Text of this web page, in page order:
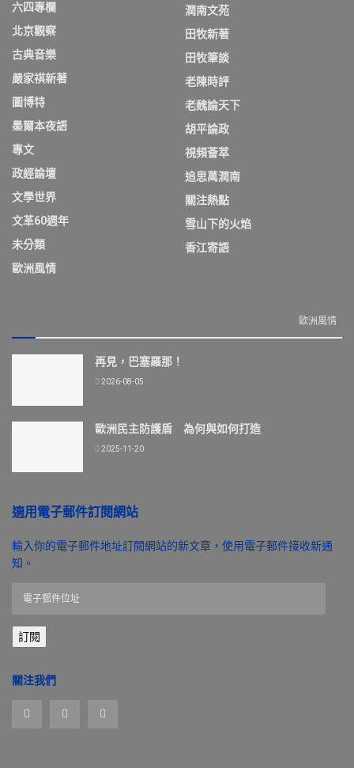
六四專欄
北京觀察
古典音樂
嚴家祺新著
圖博特
墨爾本夜語
專文
政經論壇
文學世界
文革60週年
未分類
歐洲風情
潤南文苑
田牧新著
田牧筆談
老陳時評
老魏論天下
胡平論政
視頻薈萃
追思萬潤南
關注熱點
雪山下的火焰
香江寄語
歐洲風情
再見，巴塞羅那！
2026-08-05
歐洲民主防護盾 為何與如何打造
2025-11-20
適用電子郵件訂閱網站
輸入你的電子郵件地址訂閱網站的新文章，使用電子郵件接收新通
知。
郵
件
址
訂閱
關注我們